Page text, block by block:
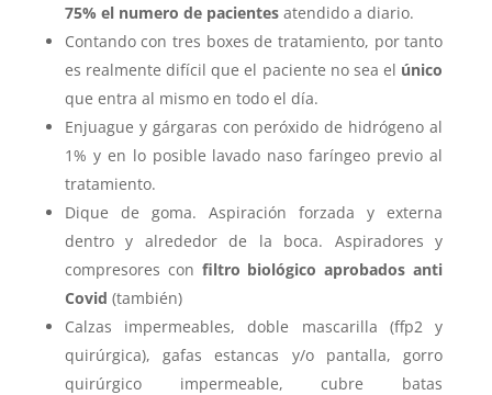
75% el numero de pacientesatendido a diario.
Contando con tres boxes de tratamiento, por tanto
es realmente difícil que el paciente no sea el único
que entra al mismo en todo el día.
Enjuague y gárgaras con peróxido de hidrógeno al
1% y en lo posible lavado naso faríngeo previo al
tratamiento.
Dique de goma. Aspiración forzada y externa
dentro y alrededor de la boca. Aspiradores y
compresores con filtro biológico aprobados anti
Covid (también)
Calzas impermeables, doble mascarilla (ffp2 y
quirúrgica), gafas estancas y/o pantalla, gorro
quirúrgico impermeable, cubre batas